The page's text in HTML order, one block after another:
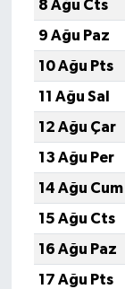
8 Ağu Cts
9 Ağu Paz
10 Ağu Pts
11 Ağu Sal
12 Ağu Çar
13 Ağu Per
14 Ağu Cum
15 Ağu Cts
16 Ağu Paz
17 Ağu Pts